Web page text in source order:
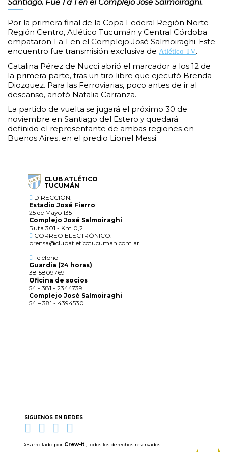
Por la primera final de la Copa Federal Región Norte-
Región Centro, Atlético Tucumán y Central Córdoba
empataron 1 a 1 en el Complejo José Salmoiraghi. Este
encuentro fue transmisión exclusiva de Atlético TV.
Catalina Pérez de Nucci abrió el marcador a los 12 de
la primera parte, tras un tiro libre que ejecutó Brenda
Diozquez. Para las Ferroviarias, poco antes de ir al
descanso, anotó Natalia Carranza.
La partido de vuelta se jugará el próximo 30 de
noviembre en Santiago del Estero y quedará
definido el representante de ambas regiones en
Buenos Aires, en el predio Lionel Messi.
CLUB ATLÉTICO
TUCUMÁN
DIRECCIÓN:
Estadio José Fierro
25 de Mayo 1351
Complejo José Salmoiraghi
Ruta 301 - Km 0,2
CORREO ELECTRÓNICO:
prensa@clubatleticotucuman.com.ar
Teléfono
Guardia (24 horas)
3815809769
Oficina de socios
54 - 381 - 2344739
Complejo José Salmoiraghi
54 – 381 - 4394530
SIGUENOS EN REDES
Desarrollado por Crew-it , todos los derechos reservados